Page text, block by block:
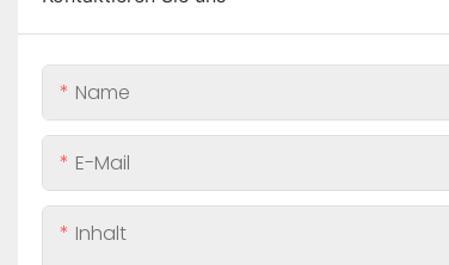
Name
E-Mail
Inhalt